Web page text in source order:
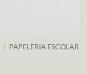
/ PAPELERIA ESCOLAR